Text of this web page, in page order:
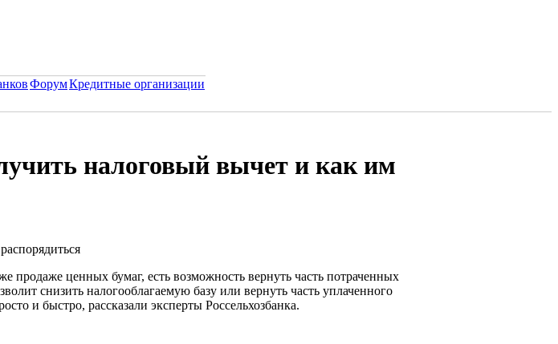
ФорумКредитные организации
налоговый вычет и как им
продаже ценных бумаг, есть возможность вернуть часть потраченных
снизить налогооблагаемую базу или вернуть часть уплаченного
и быстро, рассказали эксперты Россельхозбанка.